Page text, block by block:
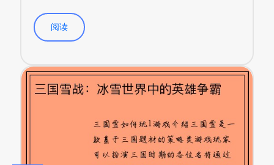
阅读